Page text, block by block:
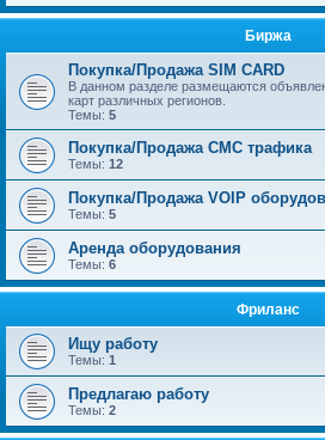
Биржа
Покупка/Продажа SIM CARD
В данном разделе размещаются
карт различных регионов.
Темы: 5
Покупка/Продажа СМС трафика
Темы: 12
Покупка/Продажа VOIP
Темы: 5
Аренда оборудования
Темы: 6
Фриланс
Ищу работу
Темы: 1
Предлагаю работу
Темы: 2